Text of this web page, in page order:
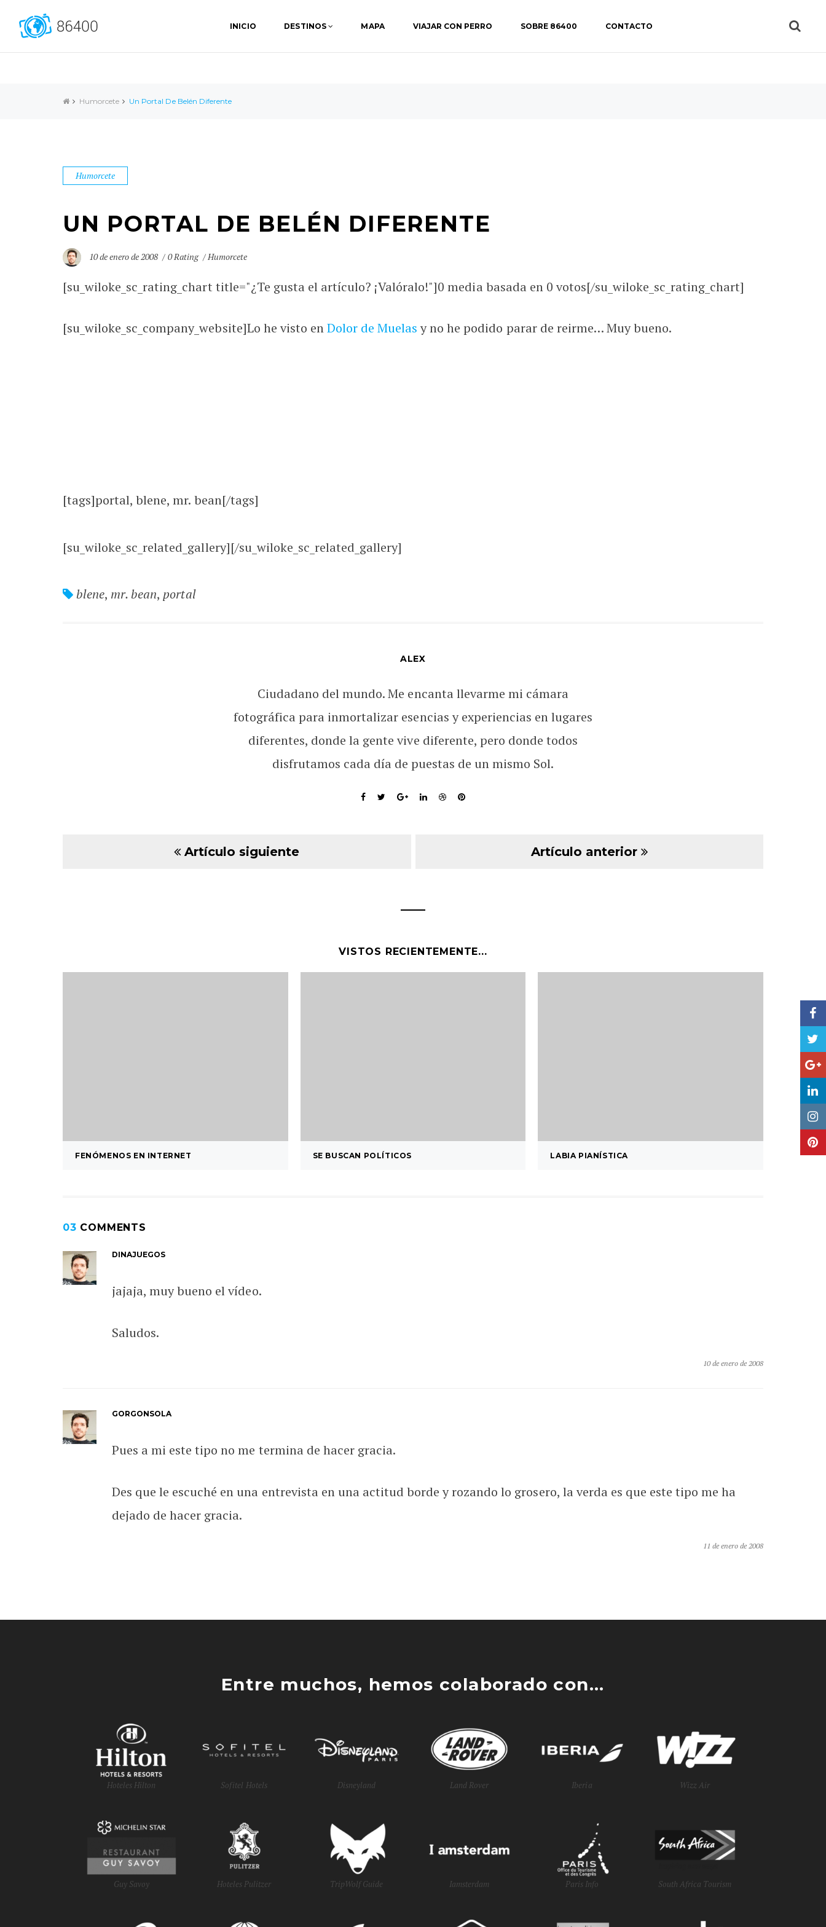
INICIO DESTINOS MAPA VIAJAR CON PERRO SOBRE 86400 CONTACTO
Humorcete Un Portal De Belén Diferente
Humorcete
UN PORTAL DE BELÉN DIFERENTE
10 de enero de 2008 0 Rating Humorcete
[su_wiloke_sc_rating_chart title="¿Te gusta el artículo? ¡Valóralo!"]0media basada en 0 votos[/su_wiloke_sc_rating_chart]
[su_wiloke_sc_company_website]Lo he visto enDolor de Muelasy no he podido parar de reirme… Muy bueno.
[tags]portal, blene, mr. bean[/tags]
[su_wiloke_sc_related_gallery][/su_wiloke_sc_related_gallery]
blene, mr. bean, portal
ALEX
Ciudadano del mundo. Me encanta llevarme mi cámara
fotográfica para inmortalizar esencias y experiencias en lugares
diferentes, donde la gente vive diferente, pero donde todos
disfrutamos cada día de puestas de un mismo Sol.
Artículo siguiente Artículo anterior
VISTOS RECIENTEMENTE...
FENÓMENOS EN INTERNET SE BUSCAN POLÍTICOS LABIA PIANÍSTICA
03 COMMENTS
DINAJUEGOS
jajaja, muy bueno el vídeo.
Saludos.
10 de enero de 2008
GORGONSOLA
Pues a mi este tipo no me termina de hacer gracia.
Des que le escuché en una entrevista en una actitud borde y rozando lo grosero, la verda es que este tipo me ha
dejado de hacer gracia.
11 de enero de 2008
Entre muchos, hemos colaborado con...
Hoteles Hilton Sofitel Hotels Disneyland Land Rover Iberia Wizz Air
Guy Savoy Hoteles Pulitzer TripWolf Guide Iamsterdam Paris Info South Africa Tourism